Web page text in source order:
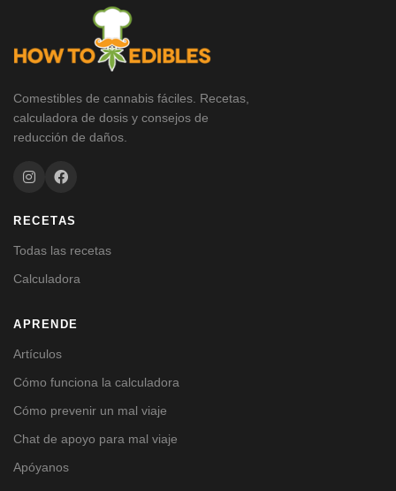
Comestibles de cannabis fáciles. Recetas,
calculadora de dosis y consejos de
reducción de daños.
RECETAS
Todas las recetas
Calculadora
APRENDE
Artículos
Cómo funciona la calculadora
Cómo prevenir un mal viaje
Chat de apoyo para mal viaje
Apóyanos